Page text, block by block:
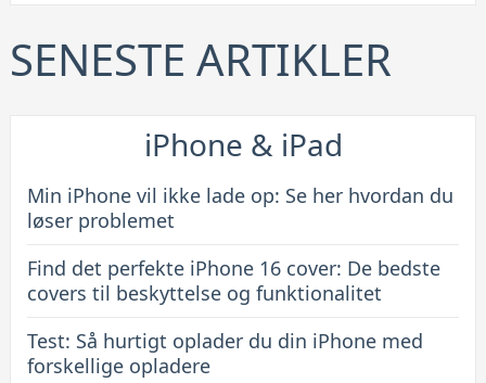
16
cover:
til
beskyttelse
funktionalitet
SENESTE ARTIKLER
iPhone & iPad
Min iPhone vil ikke lade op: Se her hvordan du
løser problemet
Find det perfekte iPhone 16 cover: De bedste
covers til beskyttelse og funktionalitet
Test: Så hurtigt oplader du din iPhone med
forskellige opladere